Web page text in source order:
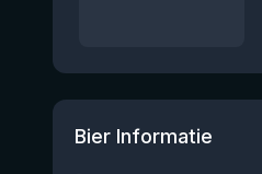
Bier Informatie